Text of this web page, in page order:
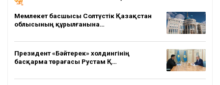
Мемлекет басшысы Солтүстік Қазақстан
облысының құрылғанына…
Президент «Бәйтерек» холдингінің
басқарма төрағасы Рустам Қ…